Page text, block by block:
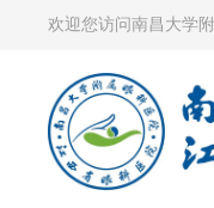
欢迎您访问南昌大学